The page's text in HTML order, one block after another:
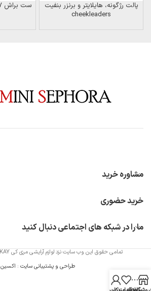
پالت رژگونه، هایلایتر و برنزر بنفیت
cheekleaders
ست براش 17عددی فوراور52, X076
مشاوره خرید
خرید حضوری
ما را در شبکه های اجتماعی دنبال کنید
تمامی حقوق این وب سایت نزد لوازم آرایشی مری کی MARY KAY محفوظ است
طراحی و پشتیبانی سایت : اکسین